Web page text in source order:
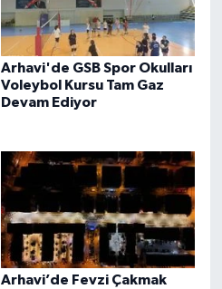
Arhavi'de GSB Spor Okulları
Voleybol Kursu Tam Gaz
Devam Ediyor
Arhavi’de Fevzi Çakmak